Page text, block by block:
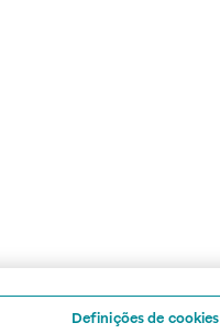
Definições de cookies